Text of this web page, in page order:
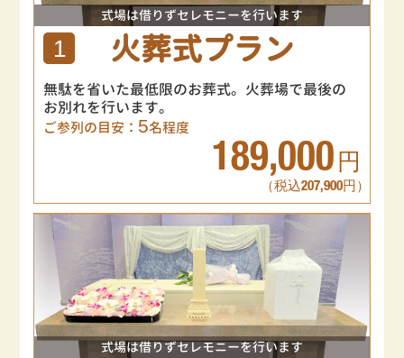
式場は借りずセレモニーを行います
1 火葬式プラン
無駄を省いた最低限のお葬式。火葬場で最後の
お別れを行います。
ご参列の目安： 5名程度
189,000 円
（税込207,900円）
式場は借りずセレモニーを行います